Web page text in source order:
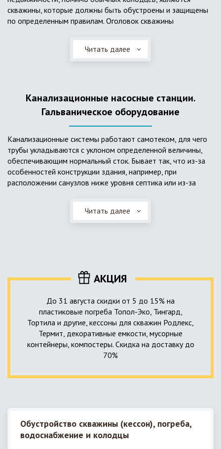
скважины, которые должны быть обустроены и защищены
по определенным правилам. Оголовок скважины
и автоматикой. Все это оборудование способно
подвергаться загрязнению атмосферными и
его работу в нормальном режиме. Лучшим способом
защиты оборудования является устройство герметичной
камеры или кессона, который не только защищает оголовок
скважины от негативных воздействий, но и обеспечивает
удобные условия для обслуживания в любой период года.
Кессон может быть выполнен из обычных железобетонных
колец, но только при отсутствии высокого уровня
подземных вод, так как в этом случае затруднительно
обеспечить требуемую герметичность. Если имеется
достаточную герметичность, недорогие, легко
Читать далее
Канализационные насосные станции.
Гальваническое оборудование
Канализационные системы работают самотеком, для чего
трубы укладываются с уклоном определенной величины,
обеспечивающим нормальный сток. Бывает так, что из-за
особенностей конструкции здания, например, при
расположении санузлов ниже уровня септика или из-за
Единственное решение в таком случае – это
использование КНС – канализационной насосной станции.
до выгребной ямы, септика или станции ГБО.
Читать далее
АКЦИЯ
До 31 августа скидки от 5 до 15% на
пластиковые погреба Топол-Эко, Тингард,
Тортила и другие, кессоны для скважин Родлекс,
Термит, декоративные емкости, мусорные
контейнеры, компостеры. Скидка на доставку до
70%
Обустройство скважины (кессон), погреба,
водоснабжение и колодцы